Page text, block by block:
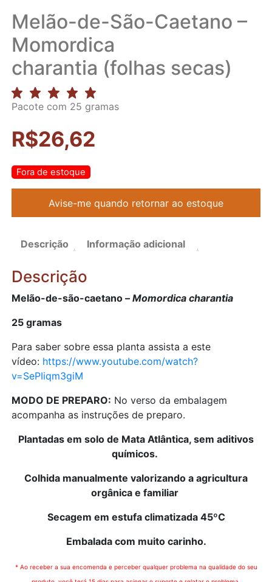
Melão-de-São-Caetano –
Momordica
charantia (folhas secas)
Pacote com 25 gramas
R$26,62
Fora de estoque
Descrição Informação adicional
Descrição
Melão-de-são-caetano –Momordica charantia
25 gramas
Para saber sobre essa planta assista a este
vídeo: https://www.youtube.com/watch?
v=SePIiqm3giM
MODO DE PREPARO: No verso da embalagem
acompanha as instruções de preparo.
Plantadas em solo de Mata Atlântica, sem aditivos
químicos.
Colhida manualmente valorizando a agricultura
orgânica e familiar
Secagem em estufa climatizada 45ºC
Embalada com muito carinho.
* Ao receber a sua encomenda e perceber qualquer problema na qualidade do seu